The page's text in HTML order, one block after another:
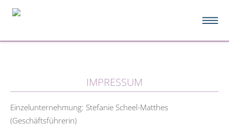
IMPRESSUM
Einzelunternehmung: Stefanie Scheel-Matthes
(Geschäftsführerin)